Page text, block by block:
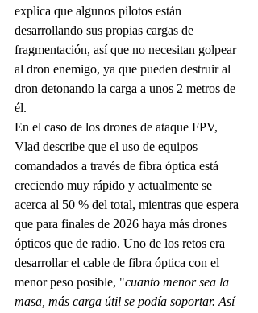
explica que algunos pilotos están
desarrollando sus propias cargas de
fragmentación, así que no necesitan golpear
al dron enemigo, ya que pueden destruir al
dron detonando la carga a unos 2 metros de
él.
En el caso de los drones de ataque FPV,
Vlad describe que el uso de equipos
comandados a través de fibra óptica está
creciendo muy rápido y actualmente se
acerca al 50 % del total, mientras que espera
que para finales de 2026 haya más drones
ópticos que de radio. Uno de los retos era
desarrollar el cable de fibra óptica con el
menor peso posible, "cuanto menor sea la
masa, más carga útil se podía soportar. Así